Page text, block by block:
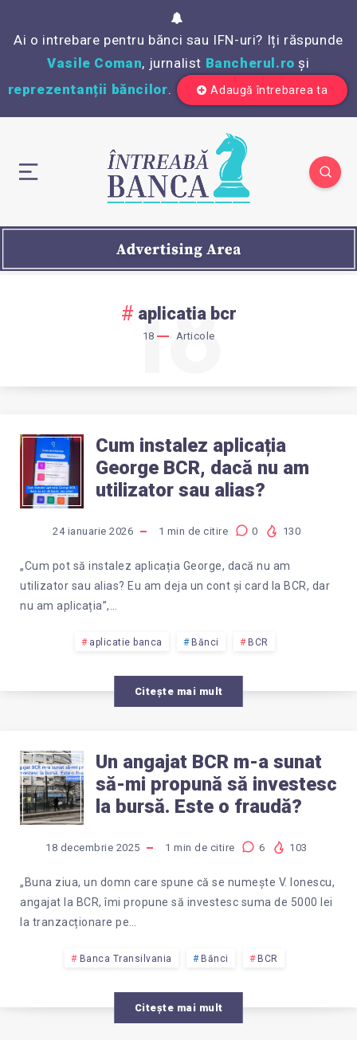
Ai o intrebare pentru bănci sau IFN-uri? Iți răspunde
Vasile Coman, jurnalist Bancherul.ro și
reprezentanții băncilor. Adaugă întrebarea ta
aplicatia bcr
18 Articole
18
CUM
INSTALEZ
APLICAȚIA
GEORGE
BCR,
DACĂ
NU
AM
UTILIZATOR
SAU
ALIAS?
Cum instalez aplicația
George BCR, dacă nu am
utilizator sau alias?
24 ianuarie 2026 1 min de citire 0 130
„Cum pot să instalez aplicația George, dacă nu am
utilizator sau alias? Eu am deja un cont și card la BCR, dar
nu am aplicația”,…
aplicatie banca Bănci BCR
Citește mai mult
UN
ANGAJAT
BCR
M-
A
SUNAT
SĂ-
Un angajat BCR m-a sunat
să-mi propună să investesc
la bursă. Este o fraudă?
18 decembrie 2025 1 min de citire 6 103
„Buna ziua, un domn care spune că se numește V. Ionescu,
angajat la BCR, îmi propune să investesc suma de 5000 lei
la tranzacționare pe…
Banca Transilvania Bănci BCR
Citește mai mult